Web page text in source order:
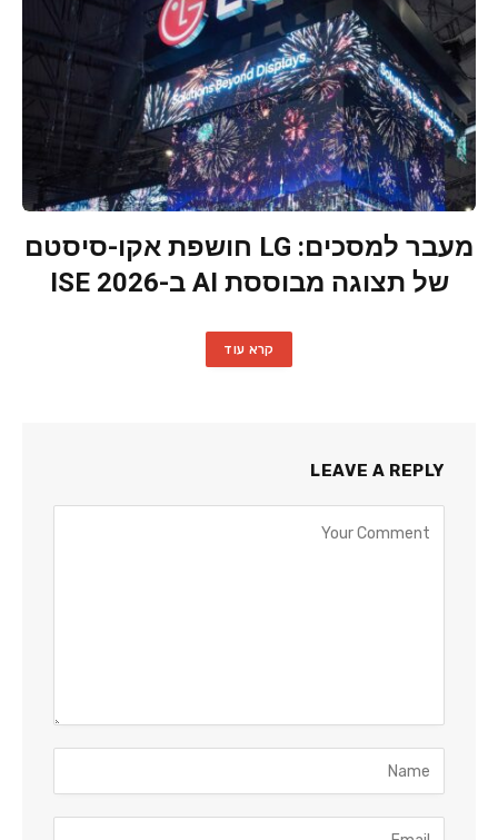
מעבר למסכים: LG חושפת אקו-סיסטם
של תצוגה מבוססת AI ב-ISE 2026
קרא עוד
LEAVE A REPLY